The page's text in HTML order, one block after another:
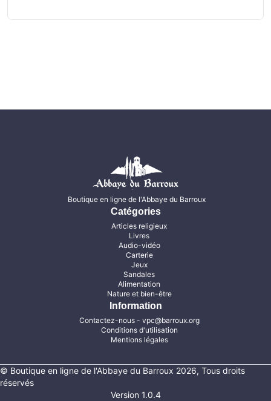
Boutique en ligne de l'Abbaye du Barroux
Catégories
Articles religieux
Livres
Audio-vidéo
Carterie
Jeux
Sandales
Alimentation
Nature et bien-être
Information
Contactez-nous- vpc@barroux.org
Conditions d'utilisation
Mentions légales
© Boutique en ligne de l'Abbaye du Barroux 2026, Tous droits
réservés
Version 1.0.4